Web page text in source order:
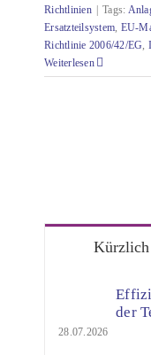
Richtlinien
Tags:
Ersatzteilsystem, EU-
Richtlinie 2006/42/EG,
Weiterlesen
Kürzlich
der
28.07.2026